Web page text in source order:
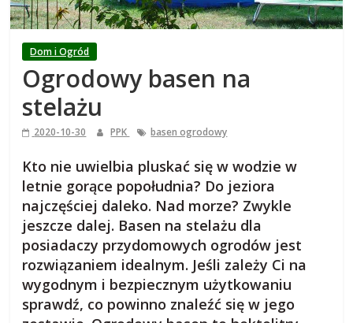
e
s
k
b
Dom i Ogród
Ogrodowy basen na
stelażu
2020-10-30 PPK basen ogrodowy
Kto nie uwielbia pluskać się w wodzie w
letnie gorące popołudnia? Do jeziora
najczęściej daleko. Nad morze? Zwykle
jeszcze dalej. Basen na stelażu dla
posiadaczy przydomowych ogrodów jest
rozwiązaniem idealnym. Jeśli zależy Ci na
wygodnym i bezpiecznym użytkowaniu
sprawdź, co powinno znaleźć się w jego